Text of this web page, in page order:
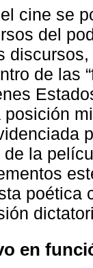
cine se
del
de las
de la
poética
en